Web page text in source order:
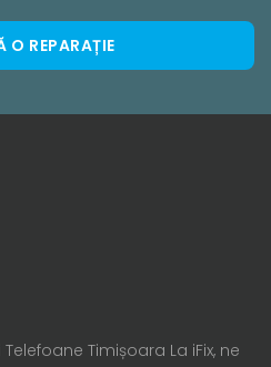
O REPARAȚIE
Timișoara La iFix, ne